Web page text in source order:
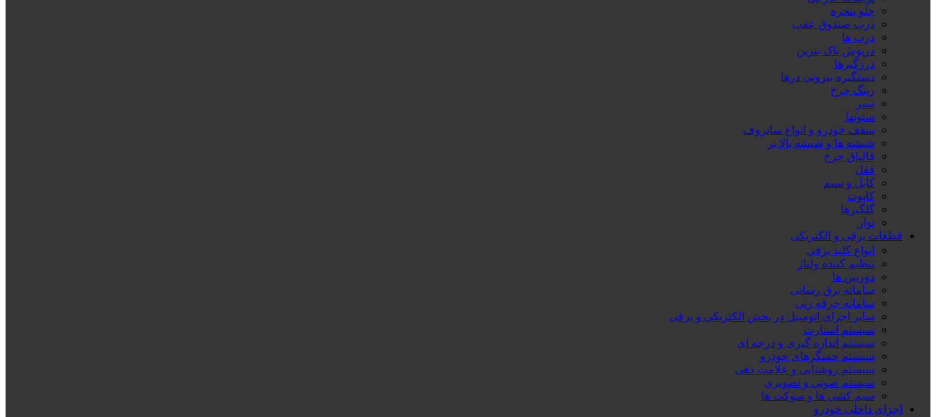
جلو پنجره
درب صندوق عقب
درب ها
درپوش باک بنزین
درزگیرها
دستگیره بیرونی درها
رینگ چرخ
سپر
ستونها
سقف خودرو و انواع سانروف
شیشه ها و شیشه بالا بر
قالپاق چرخ
قفل
کابل و سیم
کاپوت
گلگیرها
نوار
قطعات برقی و الکتریکی
انواع کلید برقی
تنظیم کننده ولتاژ
دوربین ها
سامانه برق رسانی
سامانه جرقه زنی
سایر اجزای اتومبیل در بخش الکتریکی و برقی
سیستم استارت
سیستم اندازه گیری و درجه ای
سیستم حسگرهای خودرو
سیستم روشنایی و علامت دهی
سیستم صوتی و تصویری
سیم کشی ها و سوکت ها
اجزای داخلی خودرو